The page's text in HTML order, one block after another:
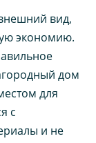
вид,
экономию.
дом
для
с
и не